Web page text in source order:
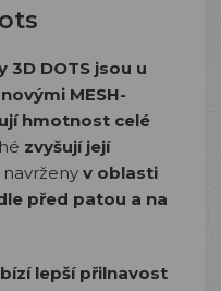
DOTS jsou u
MESH-
hmotnost celé
zvyšují její
navrženy v oblasti
před patou a na
lepší přilnavost